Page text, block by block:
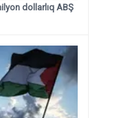
dollarlıq ABŞ